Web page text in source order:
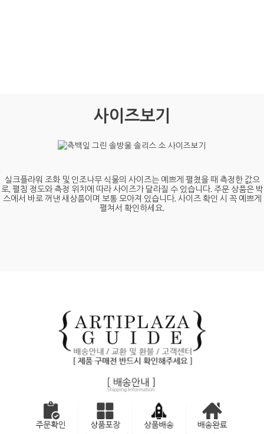
사이즈보기
실크플라워 조화 및 인조나무 식물의 사이즈는 예쁘게 펼쳤을 때 측정한 값으
로, 펼침 정도와 측정 위치에 따라 사이즈가 달라질 수 있습니다. 주문 상품은 박
스에서 바로 꺼낸 새상품이며 보통 모아져 있습니다. 사이즈 확인 시 꼭 예쁘게
펼쳐서 확인하세요.